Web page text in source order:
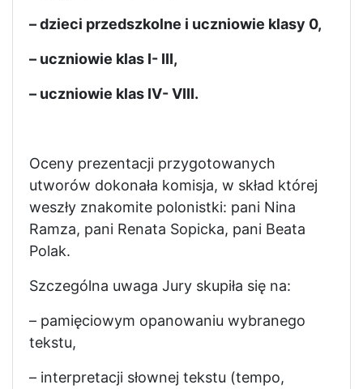
– dzieci przedszkolne i uczniowie klasy 0,
– uczniowie klas I- III,
– uczniowie klas IV- VIII.
Oceny prezentacji przygotowanych
utworów dokonała komisja, w skład której
weszły znakomite polonistki: pani Nina
Ramza, pani Renata Sopicka, pani Beata
Polak.
Szczególna uwaga Jury skupiła się na:
– pamięciowym opanowaniu wybranego
tekstu,
– interpretacji słownej tekstu (tempo,